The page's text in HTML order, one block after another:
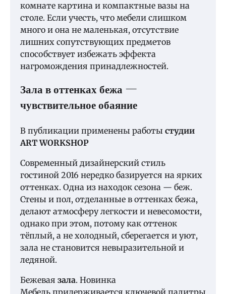
комнате картина и компактные вазы на
столе. Если учесть, что мебели слишком
много и она не маленькая, отсутствие
лишних сопутствующих предметов
способствует избежать эффекта
нагромождения принадлежностей.
Зала в оттенках бежа —
чувствительное обаяние
В публикации применены работы студии
ART WORKSHOP
Современный дизайнерский стиль
гостиной 2016 нередко базируется на ярких
оттенках. Одна из находок сезона — беж.
Стены и пол, отделанные в оттенках бежа,
делают атмосферу легкости и невесомости,
однако при этом, потому как оттенок
тёплый, а не холодный, сберегается и уют,
зала не становится невыразительной и
ледяной.
Бежевая зала. Новинка
Мебель придерживается ключевой палитры